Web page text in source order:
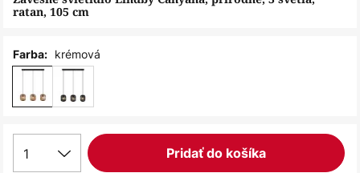
ratan, 105 cm
Farba: krémová
1 Pridať do košíka